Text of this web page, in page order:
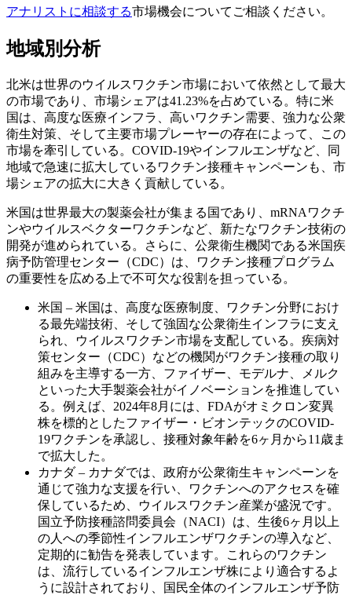
アナリストに相談する市場機会についてご相談ください。
地域別分析
北米は世界のウイルスワクチン市場において依然として最大
の市場であり、市場シェアは41.23%を占めている。特に米
国は、高度な医療インフラ、高いワクチン需要、強力な公衆
衛生対策、そして主要市場プレーヤーの存在によって、この
市場を牽引している。COVID-19やインフルエンザなど、同
地域で急速に拡大しているワクチン接種キャンペーンも、市
場シェアの拡大に大きく貢献している。
米国は世界最大の製薬会社が集まる国であり、mRNAワクチ
ンやウイルスベクターワクチンなど、新たなワクチン技術の
開発が進められている。さらに、公衆衛生機関である米国疾
病予防管理センター（CDC）は、ワクチン接種プログラム
の重要性を広める上で不可欠な役割を担っている。
米国 – 米国は、高度な医療制度、ワクチン分野におけ
る最先端技術、そして強固な公衆衛生インフラに支え
られ、ウイルスワクチン市場を支配している。疾病対
策センター（CDC）などの機関がワクチン接種の取り
組みを主導する一方、ファイザー、モデルナ、メルク
といった大手製薬会社がイノベーションを推進してい
る。例えば、2024年8月には、FDAがオミクロン変異
株を標的としたファイザー・ビオンテックのCOVID-
19ワクチンを承認し、接種対象年齢を6ヶ月から11歳ま
で拡大した。
カナダ – カナダでは、政府が公衆衛生キャンペーンを
通じて強力な支援を行い、ワクチンへのアクセスを確
保しているため、ウイルスワクチン産業が盛況です。
国立予防接種諮問委員会（NACI）は、生後6ヶ月以上
の人への季節性インフルエンザワクチンの導入など、
定期的に勧告を発表しています。これらのワクチン
は、流行しているインフルエンザ株により適合するよ
うに設計されており、国民全体のインフルエンザ予防